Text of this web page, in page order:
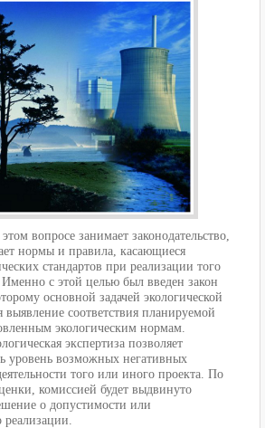
вопросе занимает законодательство,
нормы и правила, касающиеся
стандартов при реализации того
с этой целью был введен закон
основной задачей экологической
выявление соответствия планируемой
экологическим нормам.
экспертиза позволяет
уровень возможных негативных
того или иного проекта. По
комиссией будет выдвинуто
о допустимости или